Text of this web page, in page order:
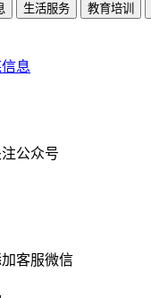
生活服务 教育培训
息
公众号
客服微信